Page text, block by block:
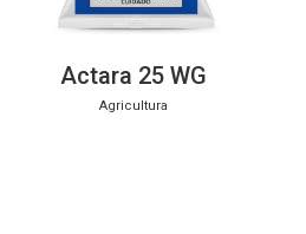
Actara 25 WG
Agricultura